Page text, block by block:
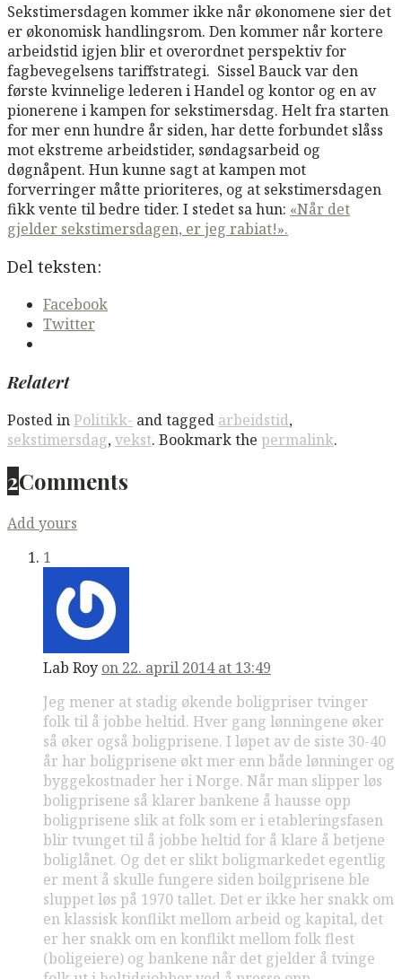
Sekstimersdagen kommer ikke når økonomene sier det
er økonomisk handlingsrom. Den kommer når kortere
arbeidstid igjen blir et overordnet perspektiv for
fagbevegelsens tariffstrategi. Sissel Bauck var den
første kvinnelige lederen i Handel og kontor og en av
pionerene i kampen for sekstimersdag. Helt fra starten
for mer enn hundre år siden, har dette forbundet slåss
mot ekstreme arbeidstider, søndagsarbeid og
døgnåpent. Hun kunne sagt at kampen mot
forverringer måtte prioriteres, og at sekstimersdagen
fikk vente til bedre tider. I stedet sa hun: «Når det
gjelder sekstimersdagen, er jeg rabiat!».
Del teksten:
Facebook
Twitter
Relatert
Posted inPolitikk- and tagged arbeidstid,
sekstimersdag,vekst. Bookmark the permalink.
2Comments
Add yours
1
Lab Roy on 22. april 2014 at 13:49
Jeg mener at stadig økende boligpriser tvinger
folk til å jobbe heltid. Hver gang lønningene øker
så øker også boligprisene. I løpet av de siste 30-40
år har boligprisene økt mer enn både lønninger og
byggekostnader her i Norge. Når man slipper løs
boligprisene så klarer bankene å hausse opp
boligprisene slik at folk som er i etableringsfasen
blir tvunget til å jobbe heltid for å klare å betjene
boliglånet. Og det er slikt boligmarkedet egentlig
er ment å skulle fungere siden boilgprisene ble
sluppet løs på 1970 tallet. Det er ikke her snakk om
en klassisk konflikt mellom arbeid og kapital, det
er her snakk om en konflikt mellom folk flest
(boligeiere) og bankene når det gjelder å tvinge